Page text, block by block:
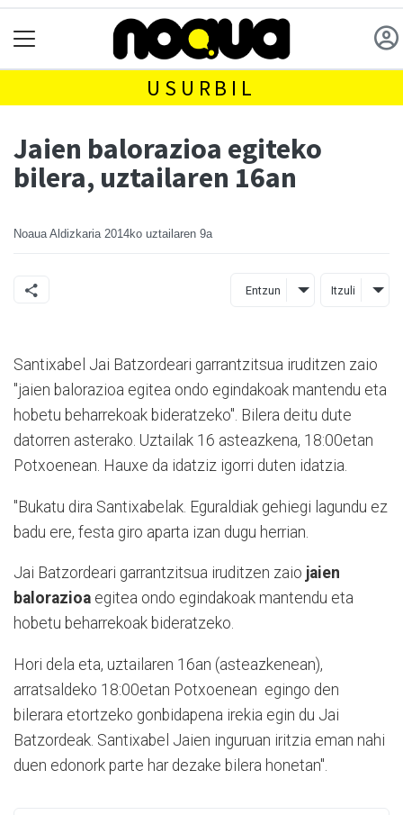
USURBIL
Jaien balorazioa egiteko
bilera, uztailaren 16an
Noaua Aldizkaria 2014ko uztailaren 9a
Entzun Itzuli
Santixabel Jai Batzordeari garrantzitsua iruditzen zaio
"jaien balorazioa egitea ondo egindakoak mantendu eta
hobetu beharrekoak bideratzeko". Bilera deitu dute
datorren asterako. Uztailak 16 asteazkena, 18:00etan
Potxoenean. Hauxe da idatziz igorri duten idatzia.
"Bukatu dira Santixabelak. Eguraldiak gehiegi lagundu ez
badu ere, festa giro aparta izan dugu herrian.
Jai Batzordeari garrantzitsua iruditzen zaio jaien
balorazioa egitea ondo egindakoak mantendu eta
hobetu beharrekoak bideratzeko.
Hori dela eta, uztailaren 16an (asteazkenean),
arratsaldeko 18:00etan Potxoenean egingo den
bilerara etortzeko gonbidapena irekia egin du Jai
Batzordeak. Santixabel Jaien inguruan iritzia eman nahi
duen edonork parte har dezake bilera honetan".